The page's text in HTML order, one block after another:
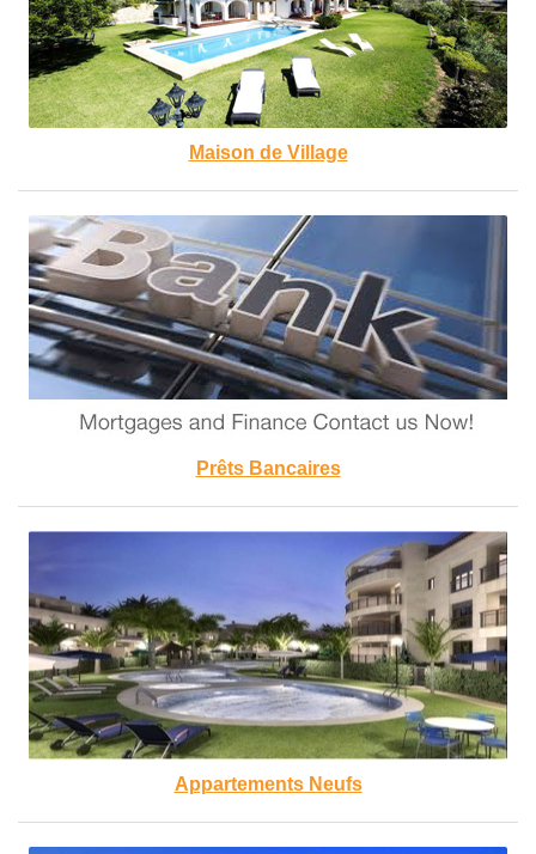
Maison de Village
Prêts Bancaires
Appartements Neufs